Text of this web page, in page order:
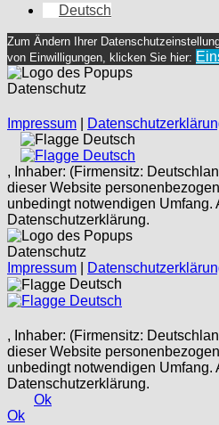
Deutsch
Zum Ändern Ihrer
von Einwilligungen, klicken Sie hier:
Datenschutz
Impressum
Deutsch
Deutsch
, Inhaber: (Firmensitz:
dieser Website
unbedingt notwendigen Umfang.
Datenschutzerklärung.
Datenschutz
Impressum
Deutsch
Deutsch
, Inhaber: (Firmensitz:
dieser Website
unbedingt notwendigen Umfang.
Datenschutzerklärung.
Ok
Ok